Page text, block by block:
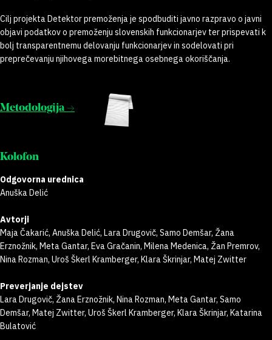
Cilj projekta Detektor premoženja je spodbuditi javno razpravo o javni
objavi podatkov o premoženju slovenskih funkcionarjev ter prispevati k
bolj transparentnemu delovanju funkcionarjev in sodelovati pri
preprečevanju njihovega morebitnega osebnega okoriščanja.
Metodologija →
Kolofon
Odgovorna urednica
Anuška Delić
Avtorji
Maja Čakarić, Anuška Delić, Lara Drugovič, Samo Demšar, Žana
Erznožnik, Meta Gantar, Eva Gračanin, Milena Medenica, Žan Premrov,
Nina Rozman, Uroš Škerl Kramberger, Klara Škrinjar, Matej Zwitter
Preverjanje dejstev
Lara Drugovič, Žana Erznožnik, Nina Rozman, Meta Gantar, Samo
Demšar, Matej Zwitter, Uroš Škerl Kramberger, Klara Škrinjar, Katarina
Bulatović